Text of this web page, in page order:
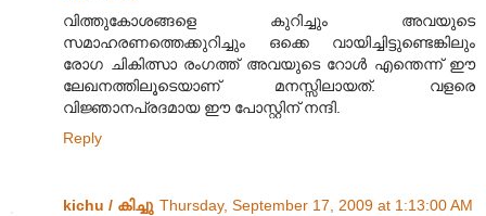
വിത്തുകോശങ്ങളെ കുറിച്ചും അവയുടെ
സമാഹരണത്തെക്കുറിച്ചും ഒക്കെ വായിച്ചിട്ടുണ്ടെങ്കിലും
രോഗ ചികിത്സാ രംഗത്ത് അവയുടെ റോള്‍ എന്തെന്ന് ഈ
ലേഖനത്തിലൂടെയാണ് മനസ്സിലായത്. വളരെ
വിജ്ഞാനപ്രദമായ ഈ പോസ്റ്റിന് നന്ദി.
Reply
kichu / കിച്ചു Thursday, September 17, 2009 at 1:13:00 AM